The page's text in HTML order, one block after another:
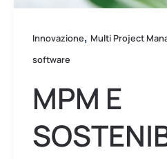
Innovazione, Multi Project
software
MPM E
strategie